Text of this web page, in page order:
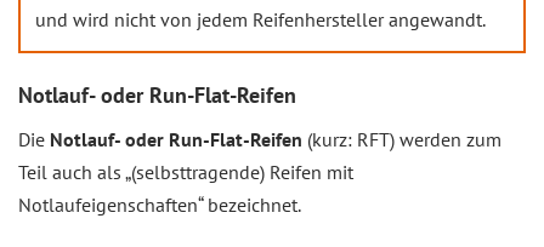
und wird nicht von jedem Reifenhersteller angewandt.
Notlauf- oder Run-Flat-Reifen
Die Notlauf- oder Run-Flat-Reifen (kurz: RFT) werden zum
Teil auch als „(selbsttragende) Reifen mit
Notlaufeigenschaften“ bezeichnet.